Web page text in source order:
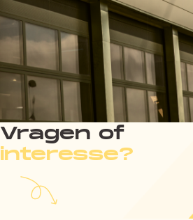
Vragen of
interesse?